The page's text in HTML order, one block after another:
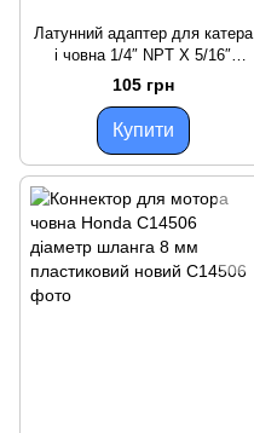
Латунний адаптер для катера
і човна 1/4″ NPT X 5/16″
C33430 - надійний
з'єднувальний елемент для
водного транспорту
105 грн
Купити